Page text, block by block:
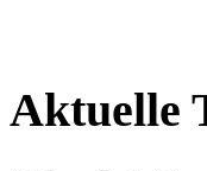
Aktuelle